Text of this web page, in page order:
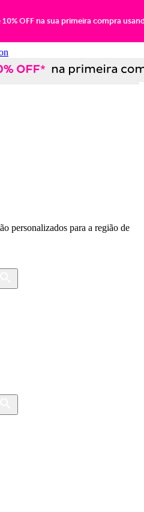
10% OFF na sua primeira compra
personalizados para a região de